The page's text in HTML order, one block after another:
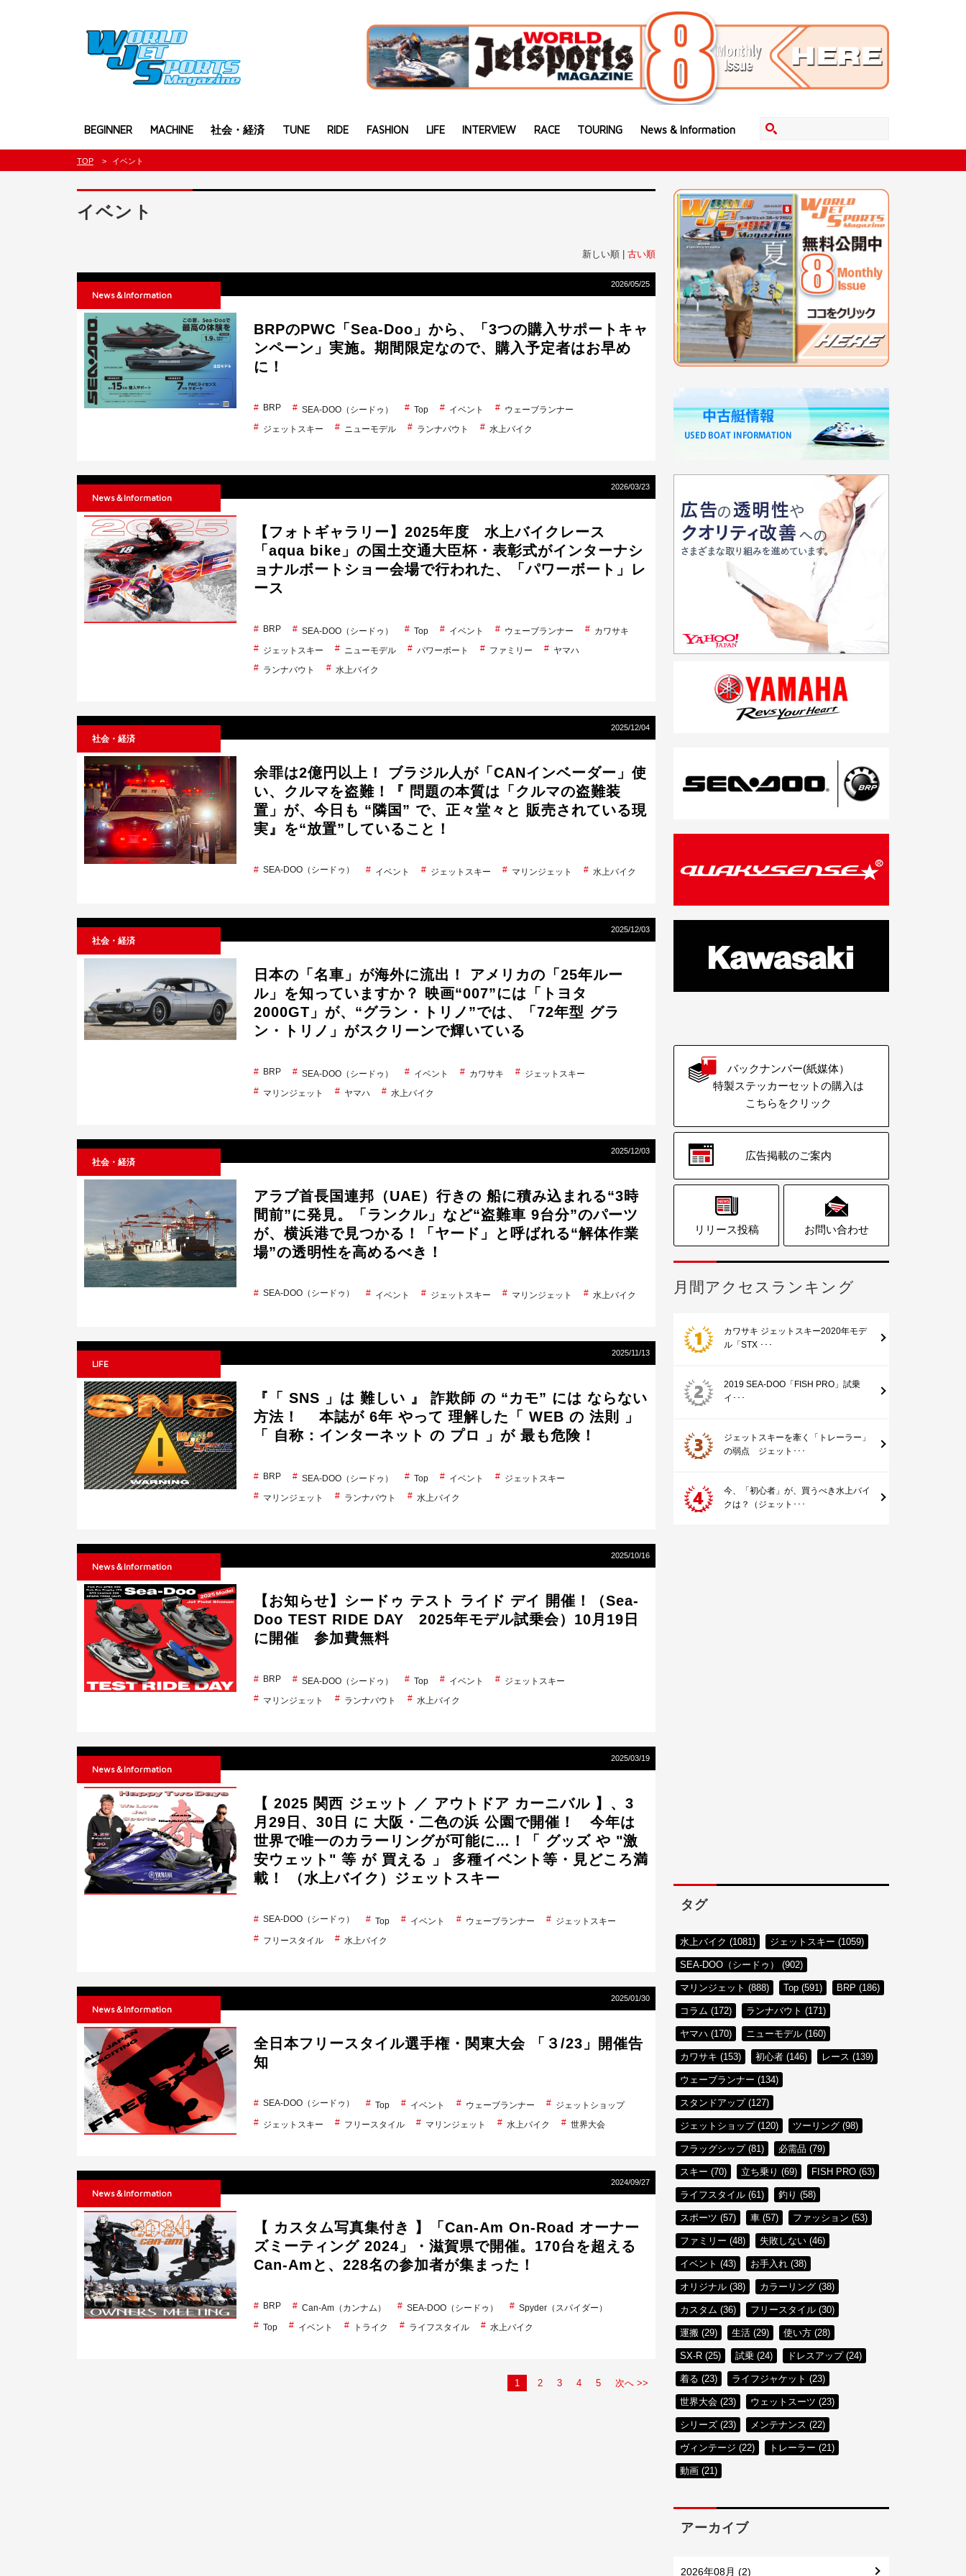
BEGINNER MACHINE 社会・経済 TUNE RIDE FASHION LIFE INTERVIEW RACE TOURING News & Information
TOP イベント
イベント
新しい順 | 古い順
2026/05/25
News＆Information
BRPのPWC「Sea-Doo」から、「3つの購入サポートキャ
ンペーン」実施。期間限定なので、購入予定者はお早め
に！
BRP SEA-DOO（シードゥ） Top イベント
ウェーブランナー
ジェットスキー
ニューモデル ランナバウト 水上バイク
2026/03/23
News＆Information
【フォトギャラリー】2025年度 水上バイクレース
「aqua bike」の国土交通大臣杯・表彰式がインターナシ
ョナルボートショー会場で行われた、「パワーボート」レ
ース
BRP SEA-DOO（シードゥ） Top イベント ウェーブランナー
カワサキ
ジェットスキー
ニューモデル パワーボート ファミリー
ヤマハ
ランナバウト
水上バイク
2025/12/04
社会・経済
余罪は2億円以上！ ブラジル人が「CANインベーダー」使
い、クルマを盗難！『 問題の本質は「クルマの盗難装
置」が、今日も “隣国” で、正々堂々と 販売されている現
実』を“放置”していること！
SEA-DOO（シードゥ） イベント ジェットスキー マリンジェット 水上バイク
2025/12/03
社会・経済
日本の「名車」が海外に流出！ アメリカの「25年ルー
ル」を知っていますか？ 映画“007”には「トヨタ
2000GT」が、“グラン・トリノ”では、「72年型 グラ
ン・トリノ」がスクリーンで輝いている
BRP SEA-DOO（シードゥ） イベント カワサキ
ジェットスキー
マリンジェット
ヤマハ 水上バイク
2025/12/03
社会・経済
アラブ首長国連邦（UAE）行きの 船に積み込まれる“3時
間前”に発見。「ランクル」など“盗難車 9台分”のパーツ
が、横浜港で見つかる！「ヤード」と呼ばれる“解体作業
場”の透明性を高めるべき！
SEA-DOO（シードゥ） イベント ジェットスキー マリンジェット 水上バイク
2025/11/13
LIFE
『「 SNS 」は 難しい 』 詐欺師 の “カモ” には ならない
方法！ 本誌が 6年 やって 理解した「 WEB の 法則 」
「 自称：インターネット の プロ 」が 最も危険！
BRP SEA-DOO（シードゥ） Top イベント
ジェットスキー
マリンジェット
ランナバウト 水上バイク
2025/10/16
News＆Information
【お知らせ】シードゥ テスト ライド デイ 開催！（Sea-
Doo TEST RIDE DAY 2025年モデル試乗会）10月19日
に開催 参加費無料
BRP SEA-DOO（シードゥ） Top イベント
ジェットスキー
マリンジェット
ランナバウト 水上バイク
2025/03/19
News＆Information
【 2025 関西 ジェット ／ アウトドア カーニバル 】、3
月29日、30日 に 大阪・二色の浜 公園で開催！ 今年は
世界で唯一のカラーリングが可能に…！「 グッズ や "激
安ウェット" 等 が 買える 」 多種イベント等・見どころ満
載！ （水上バイク）ジェットスキー
SEA-DOO（シードゥ） Top イベント ウェーブランナー
ジェットスキー
フリースタイル
水上バイク
2025/01/30
News＆Information
全日本フリースタイル選手権・関東大会 「３/23」開催告
知
SEA-DOO（シードゥ） Top イベント ウェーブランナー
ジェットショップ
ジェットスキー
フリースタイル マリンジェット 水上バイク 世界大会
2024/09/27
News＆Information
【 カスタム写真集付き 】「Can-Am On-Road オーナー
ズミーティング 2024」・滋賀県で開催。170台を超える
Can-Amと、228名の参加者が集まった！
BRP Can-Am（カンナム） SEA-DOO（シードゥ）
Spyder（スパイダー）
Top
イベント トライク ライフスタイル 水上バイク
1 2 3 4 5 次へ >>
バックナンバー(紙媒体）
特製ステッカーセットの購入は
こちらをクリック
広告掲載のご案内
リリース投稿 お問い合わせ
月間アクセスランキング
カワサキ ジェットスキー2020年モデ
ル「STX ･･･
2019 SEA-DOO「FISH PRO」試乗
イ･･･
ジェットスキーを牽く「トレーラー」
の弱点 ジェット･･･
今、「初心者」が、買うべき水上バイ
クは？（ジェット･･･
タグ
水上バイク (1081) ジェットスキー (1059)
SEA-DOO（シードゥ） (902)
マリンジェット (888) Top (591) BRP (186)
コラム (172) ランナバウト (171)
ヤマハ (170) ニューモデル (160)
カワサキ (153) 初心者 (146) レース (139)
ウェーブランナー (134)
スタンドアップ (127)
ジェットショップ (120) ツーリング (98)
フラッグシップ (81) 必需品 (79)
スキー (70) 立ち乗り (69) FISH PRO (63)
ライフスタイル (61) 釣り (58)
スポーツ (57) 車 (57) ファッション (53)
ファミリー (48) 失敗しない (46)
イベント (43) お手入れ (38)
オリジナル (38) カラーリング (38)
カスタム (36) フリースタイル (30)
運搬 (29) 生活 (29) 使い方 (28)
SX-R (25) 試乗 (24) ドレスアップ (24)
着る (23) ライフジャケット (23)
世界大会 (23) ウェットスーツ (23)
シリーズ (23) メンテナンス (22)
ヴィンテージ (22) トレーラー (21)
動画 (21)
アーカイブ
2026年08月 (2)